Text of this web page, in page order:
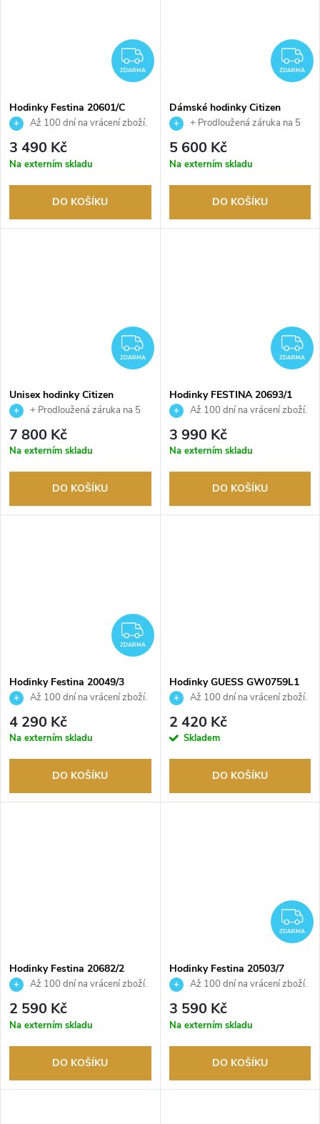
ZDARMA
ZDARMA
Hodinky Festina 20601/C
Až 100 dní na vrácení zboží.
Autorizovaný prodejce.
3 490 Kč
Na externím skladu
DO KOŠÍKU
ZDARMA
Dámské hodinky Citizen
EW2623-70P
+ Prodloužená záruka na 5
let. Až 100 dní na vrácení zboží.
Autorizovaný prodejce.
5 600 Kč
Na externím skladu
DO KOŠÍKU
ZDARMA
ZDARMA
Unisex hodinky Citizen
NJ0200-50L
+ Prodloužená záruka na 5
let. Až 100 dní na vrácení zboží.
Autorizovaný prodejce.
7 800 Kč
Na externím skladu
DO KOŠÍKU
ZDARMA
Hodinky FESTINA 20693/1
Až 100 dní na vrácení zboží.
Autorizovaný prodejce.
3 990 Kč
Na externím skladu
DO KOŠÍKU
ZDARMA
ZDARMA
Hodinky Festina 20049/3
Až 100 dní na vrácení zboží.
Autorizovaný prodejce.
4 290 Kč
Na externím skladu
DO KOŠÍKU
Hodinky GUESS GW0759L1
Až 100 dní na vrácení zboží.
Autorizovaný prodejce.
2 420 Kč
Skladem
DO KOŠÍKU
Hodinky Festina 20682/2
Až 100 dní na vrácení zboží.
Autorizovaný prodejce.
2 590 Kč
Na externím skladu
DO KOŠÍKU
ZDARMA
Hodinky Festina 20503/7
Až 100 dní na vrácení zboží.
Autorizovaný prodejce.
3 590 Kč
Na externím skladu
DO KOŠÍKU